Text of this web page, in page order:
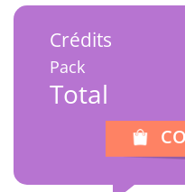
Crédits
Pack
Total